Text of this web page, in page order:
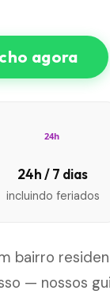
agora
24h
24h / 7 dias
incluindo feriados
bairro
— nossos